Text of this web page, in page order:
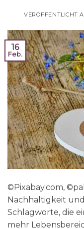
VERÖFFENTLICHT
16
Feb.
©Pixabay.com,
Nachhaltigkeit
Schlagworte, die
mehr